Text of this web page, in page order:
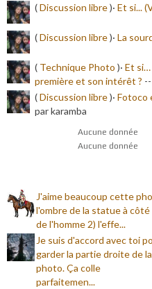
(Discussion libre)· Et si...
(Discussion libre)· La
( Technique Photo )· Et si…
première et son intérêt ? -
(Discussion libre)· Fotoco
par karamba
Aucune donnée
Aucune donnée
J'aime beaucoup cette
l'ombre de la statue à côté
de l'homme 2) l'effe...
Je suis d'accord avec toi
garder la partie droite de la
photo. Ça colle
parfaitemen...